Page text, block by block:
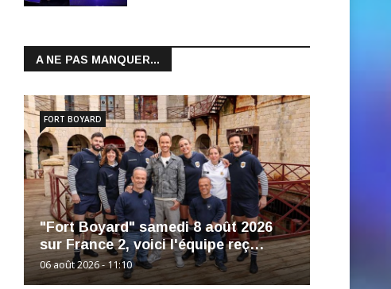
A NE PAS MANQUER...
"Fort Boyard" samedi 8 août 2026
sur France 2, voici l'équipe reç…
06 août 2026 - 11:10
FORT BOYARD